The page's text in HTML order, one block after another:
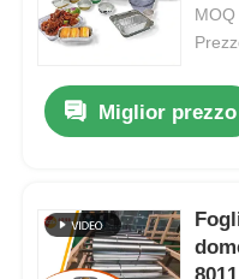
Notizie
Casi
Rotolo di foglio di
20
Miglior prezzo